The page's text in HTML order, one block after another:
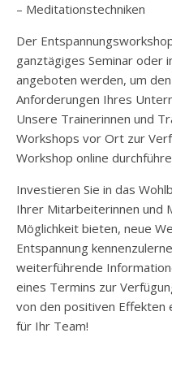
– Meditationstechniken
Der
ganztägiges Seminar oder
angeboten werden, um
Anforderungen Ihres
Unsere Trainerinnen und
Workshops vor Ort zur
Workshop online
Investieren Sie in das
Ihrer Mitarbeiterinnen und
Möglichkeit bieten, neue
Entspannung
weiterführende
eines Termins zur
von den positiven Effekten
für Ihr Team!